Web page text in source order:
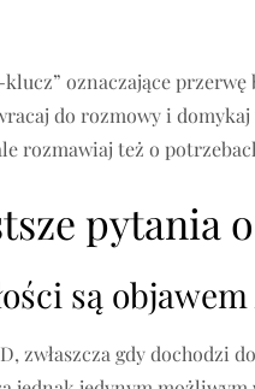
oznaczające przerwę
do rozmowy i
rozmawiaj też o
pytania
są
zwłaszcza gdy dochodzi